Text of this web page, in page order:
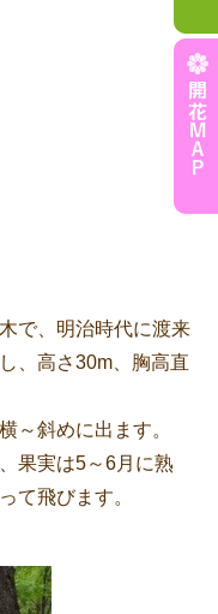
で、明治時代に渡来
、高さ30m、胸高直
～斜めに出ます。
果実は5～6月に熟
て飛びます。